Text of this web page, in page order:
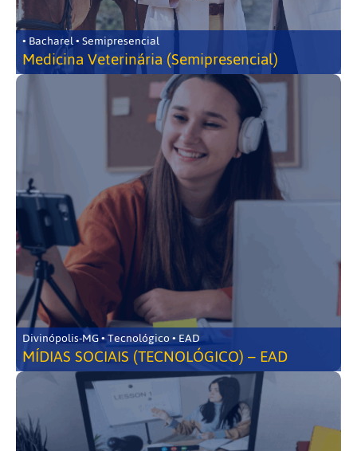
• Bacharel • Semipresencial
Medicina Veterinária (Semipresencial)
Divinópolis-MG • Tecnológico • EAD
MÍDIAS SOCIAIS (TECNOLÓGICO) – EAD